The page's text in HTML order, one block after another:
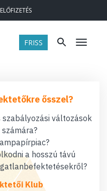
FRISS Menü
ősszel?
változások
a hosszú távú
Klub